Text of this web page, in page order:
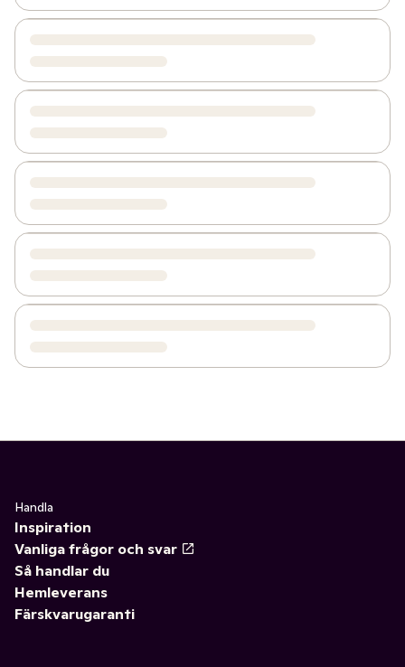
Handla
Inspiration
Vanliga frågor och svar
Så handlar du
Hemleverans
Färskvarugaranti